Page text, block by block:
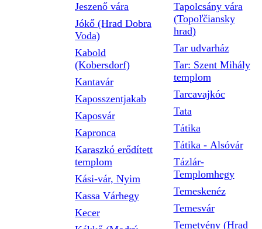
Jeszenő vára
Jókő (Hrad Dobra
Voda)
Kabold
(Kobersdorf)
Kantavár
Kaposszentjakab
Kaposvár
Kapronca
Karaszkó erődített
templom
Kási-vár, Nyim
Kassa Várhegy
Kecer
Tapolcsány vára
(Topoľčiansky
hrad)
Tar udvarház
Tar: Szent Mihály
templom
Tarcavajkóc
Tata
Tátika
Tátika - Alsóvár
Tázlár-
Templomhegy
Temeskenéz
Temesvár
Temetvény (Hrad